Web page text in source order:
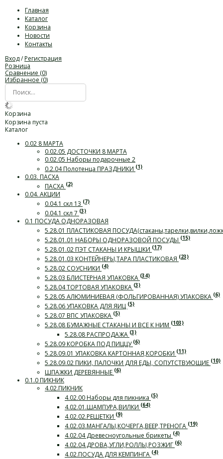
Главная
Каталог
Корзина
Новости
Контакты
Вход/Регистрация
Розница
Сравнение (0)
Избранное (0)
Корзина
Корзина пуста
Каталог
0.02 8 МАРТА
0.02.05 ДОСТОЧКИ 8 МАРТА
0.02.05 Наборы подарочные 2
0.2.04 Полотенца ПРАЗДНИКИ (1)
0.03. ПАСХА
ПАСХА (2)
0.04. АКЦИИ
0.04.1 скл 13 (7)
0.04.1 скл 7 (3)
0.1 ПОСУДА ОДНОРАЗОВАЯ
5.28.01 ПЛАСТИКОВАЯ
5.28.01.01 НАБОРЫ ОДНОРАЗОВОЙ ПОСУДЫ (15)
5.28.01.02 ПЭТ СТАКАНЫ И КРЫШКИ (17)
5.28.01.03 КОНТЕЙНЕРЫ,ТАРА ПЛАСТИКОВАЯ (23)
5.28.02 СОУСНИКИ (4)
5.28.03 БЛИСТЕРНАЯ УПАКОВКА (34)
5.28.04 ТОРТОВАЯ УПАКОВКА (3)
5.28.05 АЛЮМИНИЕВАЯ (ФОЛЬГИРОВАННАЯ) УПАКОВКА (6)
5.28.06 УПАКОВКА ДЛЯ ЯИЦ (5)
5.28.07 ВПС УПАКОВКА (5)
5.28.08 БУМАЖНЫЕ СТАКАНЫ И ВСЕ К НИМ (103)
5.28.08 РАСПРОДАЖА (3)
5.28.09 КОРОБКА ПОД ПИЦЦУ (6)
5.28.09.01 УПАКОВКА КАРТОННАЯ,КОРОБКИ (11)
5.28.09.02 ПИКИ, ПАЛОЧКИ ДЛЯ ЕДЫ, СОПУТСТВУЮЩИЕ (10)
ШПАЖКИ ДЕРЕВЯННЫЕ (6)
0.1.0 ПИКНИК
4.02.ПИКНИК
4.02.00 Наборы для пикника (5)
4.02.01.ШАМПУРА,ВИЛКИ (64)
4.02.02.РЕШЕТКИ (9)
4.02.03.МАНГАЛЫ,КОЧЕРГА,ВЕЕР,ТРЕНОГА (19)
4.02.04 Древесноугольные брикеты (4)
4.02.04.ДРОВА,УГЛИ,РОЛЛЫ,РОЗЖИГ (6)
4.02.ПОСУДА ДЛЯ КЕМПИНГА (4)